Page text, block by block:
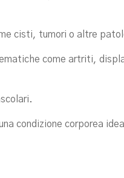
cisti, tumori o altre
come artriti,
condizione corporea